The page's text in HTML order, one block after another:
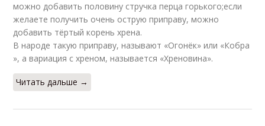
можно добавить половину стручка перца горького;если
желаете получить очень острую приправу, можно
добавить тёртый корень хрена.
В народе такую приправу, называют «Огонёк» или «Кобра
», а вариация с хреном, называется «Хреновина».
Читать дальше →